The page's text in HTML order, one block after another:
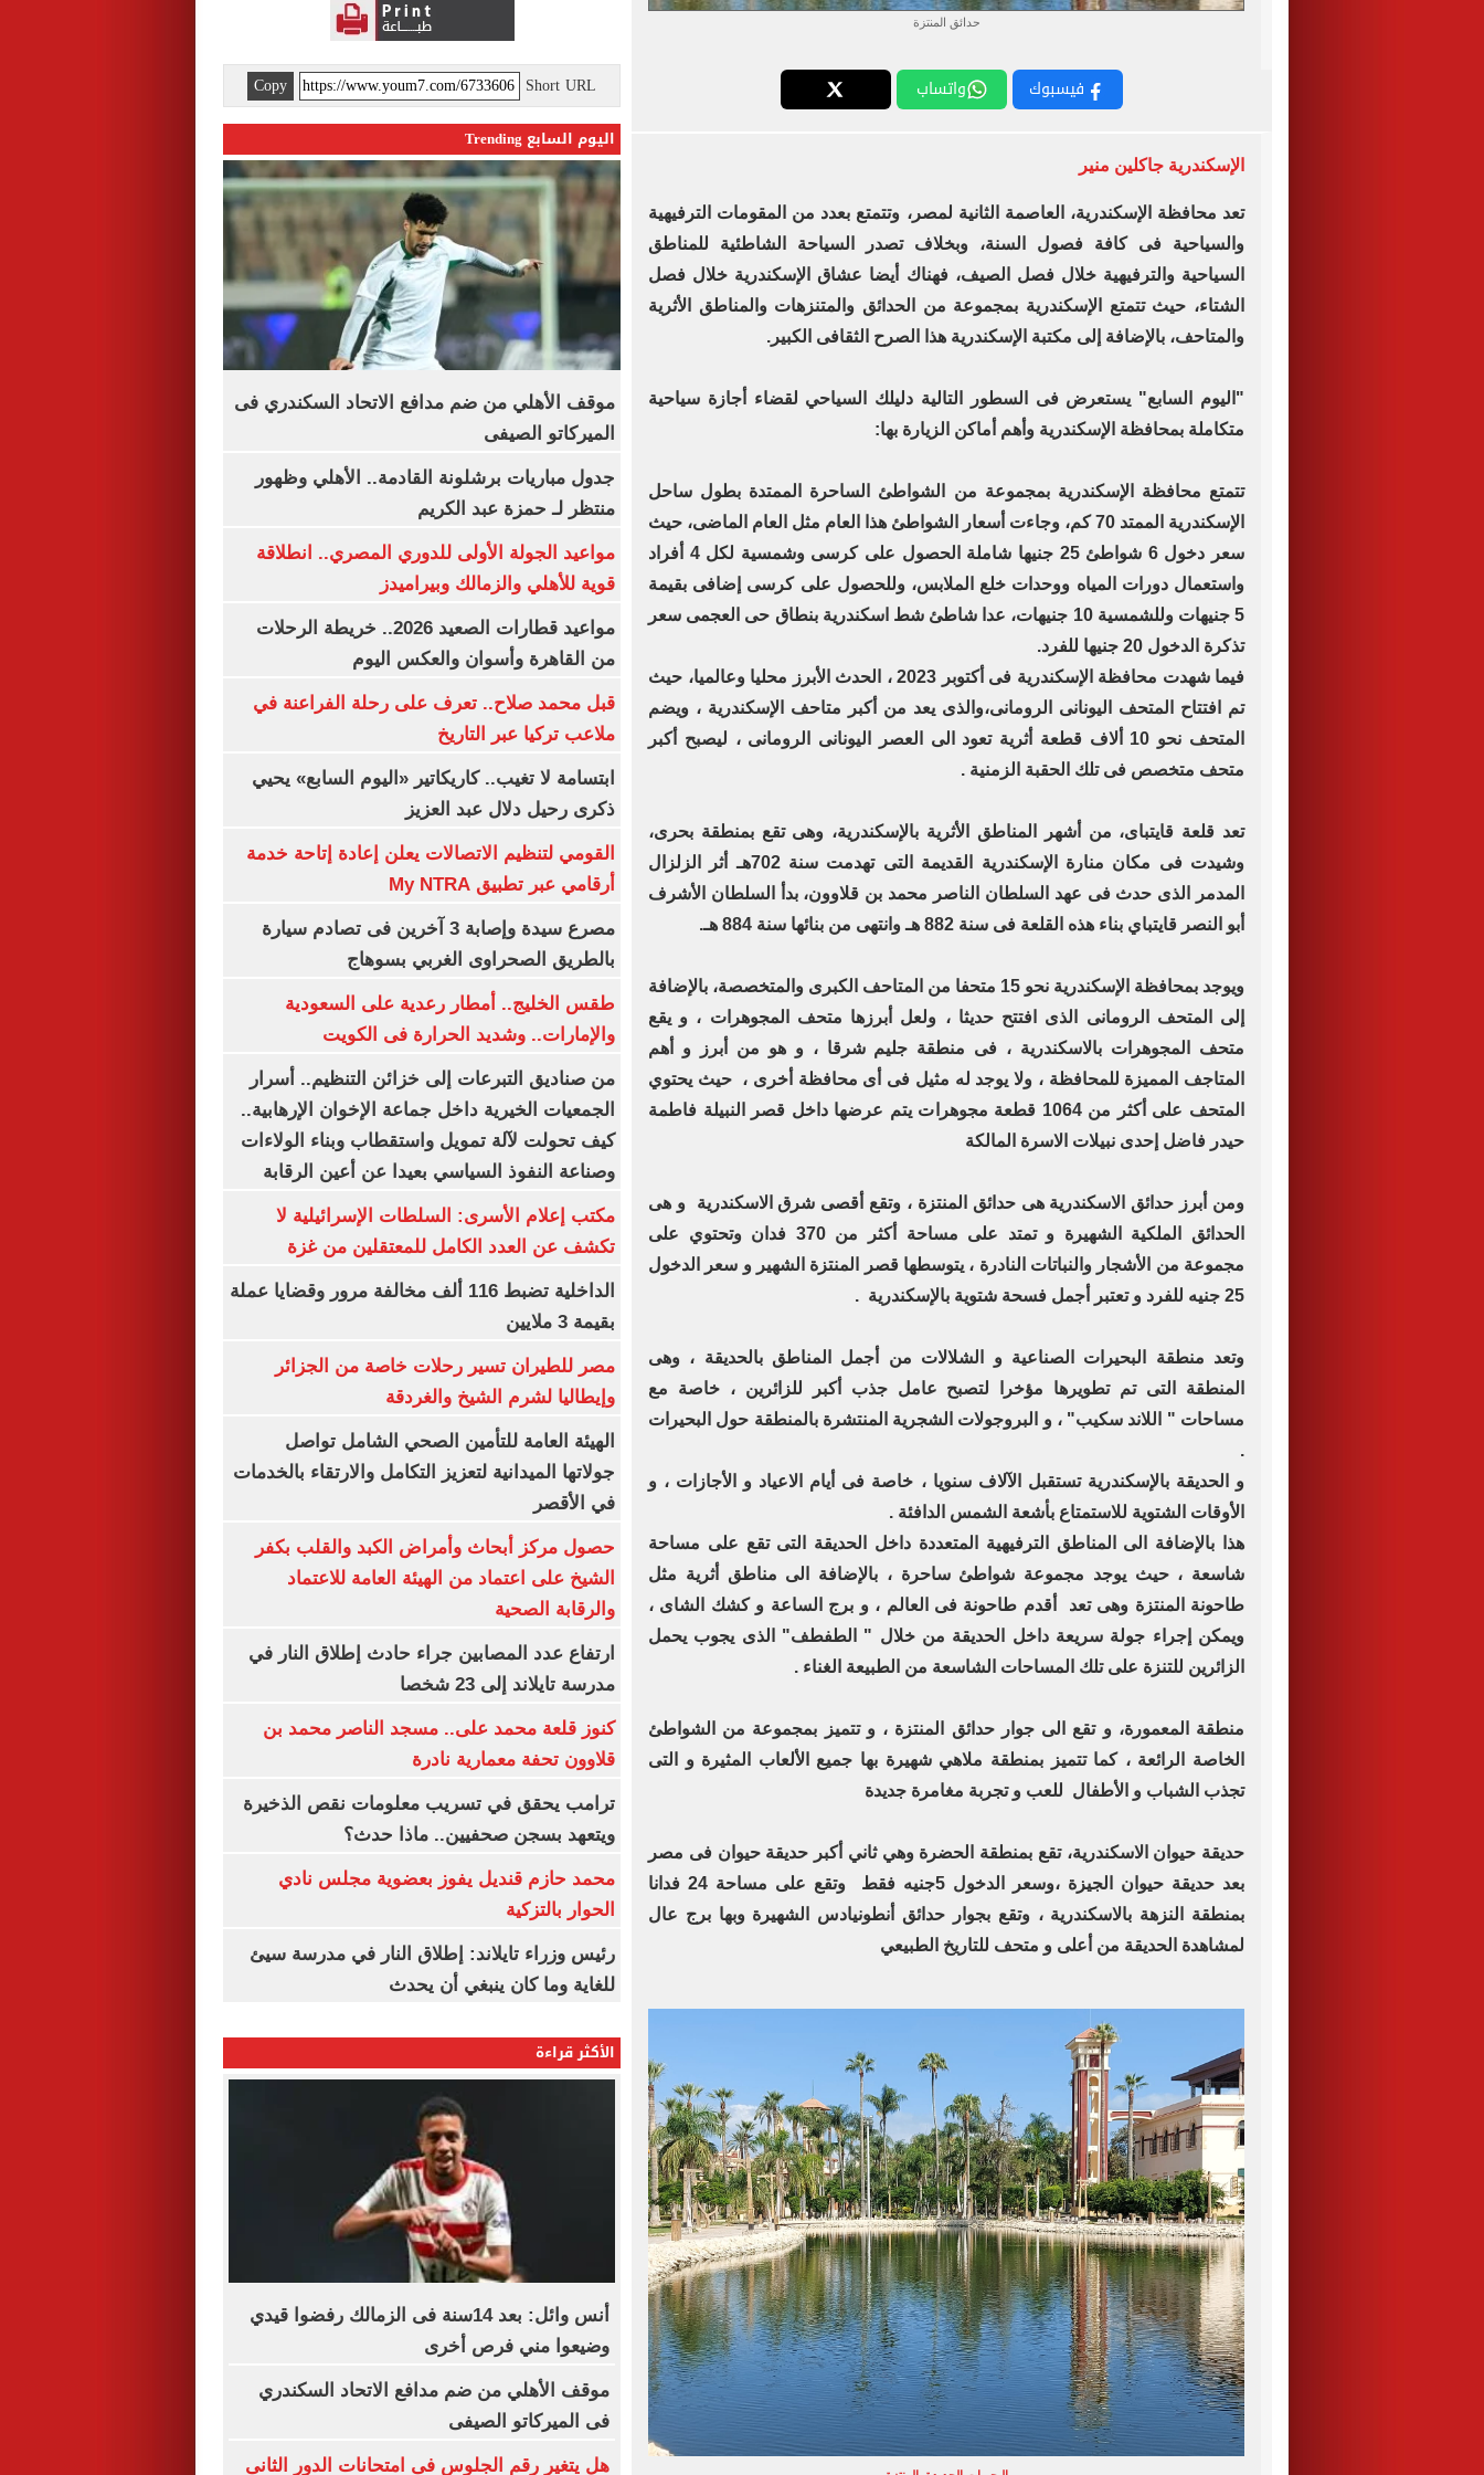
حدائق المنتزة
فيسبوك واتساب
الإسكندرية جاكلين منير
تعد محافظة الإسكندرية، العاصمة الثانية لمصر، وتتمتع بعدد من المقومات الترفيهية
والسياحية فى كافة فصول السنة، وبخلاف تصدر السياحة الشاطئية للمناطق
السياحية والترفيهية خلال فصل الصيف، فهناك أيضا عشاق الإسكندرية خلال فصل
الشتاء، حيث تتمتع الإسكندرية بمجموعة من الحدائق والمتنزهات والمناطق الأثرية
والمتاحف، بالإضافة إلى مكتبة الإسكندرية هذا الصرح الثقافى الكبير.
"اليوم السابع" يستعرض فى السطور التالية دليلك السياحي لقضاء أجازة سياحية
متكاملة بمحافظة الإسكندرية وأهم أماكن الزيارة بها:
تتمتع محافظة الإسكندرية بمجموعة من الشواطئ الساحرة الممتدة بطول ساحل
الإسكندرية الممتد 70 كم، وجاءت أسعار الشواطئ هذا العام مثل العام الماضى، حيث
سعر دخول 6 شواطئ 25 جنيها شاملة الحصول على كرسى وشمسية لكل 4 أفراد
واستعمال دورات المياه ووحدات خلع الملابس، وللحصول على كرسى إضافى بقيمة
5 جنيهات وللشمسية 10 جنيهات، عدا شاطئ شط اسكندرية بنطاق حى العجمى سعر
تذكرة الدخول 20 جنيها للفرد.
فيما شهدت محافظة الإسكندرية فى أكتوبر 2023 ، الحدث الأبرز محليا وعالميا، حيث
تم افتتاح المتحف اليونانى الرومانى،والذى يعد من أكبر متاحف الإسكندرية ، ويضم
المتحف نحو 10 ألاف قطعة أثرية تعود الى العصر اليونانى الرومانى ، ليصبح أكبر
متحف متخصص فى تلك الحقبة الزمنية .
تعد قلعة قايتباى، من أشهر المناطق الأثرية بالإسكندرية، وهى تقع بمنطقة بحرى،
وشيدت فى مكان منارة الإسكندرية القديمة التى تهدمت سنة 702هـ أثر الزلزال
المدمر الذى حدث فى عهد السلطان الناصر محمد بن قلاوون، بدأ السلطان الأشرف
أبو النصر قايتباي بناء هذه القلعة فى سنة 882 هـ وانتهى من بنائها سنة 884 هـ.
ويوجد بمحافظة الإسكندرية نحو 15 متحفا من المتاحف الكبرى والمتخصصة، بالإضافة
إلى المتحف الرومانى الذى افتتح حديثا ، ولعل أبرزها متحف المجوهرات ، و يقع
متحف المجوهرات بالاسكندرية ، فى منطقة جليم شرقا ، و هو من أبرز و أهم
المتاجف المميزة للمحافظة ، ولا يوجد له مثيل فى أى محافظة أخرى ، حيث يحتوي
المتحف على أكثر من 1064 قطعة مجوهرات يتم عرضها داخل قصر النبيلة فاطمة
حيدر فاضل إحدى نبيلات الاسرة المالكة
ومن أبرز حدائق الاسكندرية هى حدائق المنتزة ، وتقع أقصى شرق الاسكندرية و هى
الحدائق الملكية الشهيرة و تمتد على مساحة أكثر من 370 فدان وتحتوي على
مجموعة من الأشجار والنباتات النادرة ، يتوسطها قصر المنتزة الشهير و سعر الدخول
25 جنيه للفرد و تعتبر أجمل فسحة شتوية بالإسكندرية .
وتعد منطقة البحيرات الصناعية و الشلالات من أجمل المناطق بالحديقة ، وهى
المنطقة التى تم تطويرها مؤخرا لتصبح عامل جذب أكبر للزائرين ، خاصة مع
مساحات " اللاند سكيب" ، و البروجولات الشجرية المنتشرة بالمنطقة حول البحيرات
.
و الحديقة بالإسكندرية تستقبل الآلاف سنويا ، خاصة فى أيام الاعياد و الأجازات ، و
الأوقات الشتوية للاستمتاع بأشعة الشمس الدافئة .
هذا بالإضافة الى المناطق الترفيهية المتعددة داخل الحديقة التى تقع على مساحة
شاسعة ، حيث يوجد مجموعة شواطئ ساحرة ، بالإضافة الى مناطق أثرية مثل
طاحونة المنتزة وهى تعد أقدم طاحونة فى العالم ، و برج الساعة و كشك الشاى ،
ويمكن إجراء جولة سريعة داخل الحديقة من خلال " الطفطف" الذى يجوب يحمل
الزائرين للتنزة على تلك المساحات الشاسعة من الطبيعة الغناء .
منطقة المعمورة، و تقع الى جوار حدائق المنتزة ، و تتميز بمجموعة من الشواطئ
الخاصة الرائعة ، كما تتميز بمنطقة ملاهي شهيرة بها جميع الألعاب المثيرة و التى
تجذب الشباب و الأطفال للعب و تجربة مغامرة جديدة
حديقة حيوان الاسكندرية، تقع بمنطقة الحضرة وهي ثاني أكبر حديقة حيوان فى مصر
بعد حديقة حيوان الجيزة ،وسعر الدخول 5جنيه فقط وتقع على مساحة 24 فدانا
بمنطقة النزهة بالاسكندرية ، وتقع بجوار حدائق أنطونيادس الشهيرة وبها برج عال
لمشاهدة الحديقة من أعلى و متحف للتاريخ الطبيعي
Short URL
Copy
اليوم السابع Trending
موقف الأهلي من ضم مدافع الاتحاد السكندري فى
الميركاتو الصيفى
جدول مباريات برشلونة القادمة.. الأهلي وظهور
منتظر لـ حمزة عبد الكريم
مواعيد الجولة الأولى للدوري المصري.. انطلاقة
قوية للأهلي والزمالك وبيراميدز
مواعيد قطارات الصعيد 2026.. خريطة الرحلات
من القاهرة وأسوان والعكس اليوم
قبل محمد صلاح.. تعرف على رحلة الفراعنة في
ملاعب تركيا عبر التاريخ
ابتسامة لا تغيب.. كاريكاتير «اليوم السابع» يحيي
ذكرى رحيل دلال عبد العزيز
القومي لتنظيم الاتصالات يعلن إعادة إتاحة خدمة
أرقامي عبر تطبيق My NTRA
مصرع سيدة وإصابة 3 آخرين فى تصادم سيارة
بالطريق الصحراوى الغربي بسوهاج
طقس الخليج.. أمطار رعدية على السعودية
والإمارات.. وشديد الحرارة فى الكويت
من صناديق التبرعات إلى خزائن التنظيم.. أسرار
الجمعيات الخيرية داخل جماعة الإخوان الإرهابية..
كيف تحولت لآلة تمويل واستقطاب وبناء الولاءات
وصناعة النفوذ السياسي بعيدا عن أعين الرقابة
مكتب إعلام الأسرى: السلطات الإسرائيلية لا
تكشف عن العدد الكامل للمعتقلين من غزة
الداخلية تضبط 116 ألف مخالفة مرور وقضايا عملة
بقيمة 3 ملايين
مصر للطيران تسير رحلات خاصة من الجزائر
وإيطاليا لشرم الشيخ والغردقة
الهيئة العامة للتأمين الصحي الشامل تواصل
جولاتها الميدانية لتعزيز التكامل والارتقاء بالخدمات
في الأقصر
حصول مركز أبحاث وأمراض الكبد والقلب بكفر
الشيخ على اعتماد من الهيئة العامة للاعتماد
والرقابة الصحية
ارتفاع عدد المصابين جراء حادث إطلاق النار في
مدرسة تايلاند إلى 23 شخصا
كنوز قلعة محمد على.. مسجد الناصر محمد بن
قلاوون تحفة معمارية نادرة
ترامب يحقق في تسريب معلومات نقص الذخيرة
ويتعهد بسجن صحفيين.. ماذا حدث؟
محمد حازم قنديل يفوز بعضوية مجلس نادي
الحوار بالتزكية
رئيس وزراء تايلاند: إطلاق النار في مدرسة سيئ
للغاية وما كان ينبغي أن يحدث
الأكثر قراءة
أنس وائل: بعد 14سنة فى الزمالك رفضوا قيدي
وضيعوا مني فرص أخرى
موقف الأهلي من ضم مدافع الاتحاد السكندري
فى الميركاتو الصيفى
هل يتغير رقم الجلوس فى امتحانات الدور الثانى